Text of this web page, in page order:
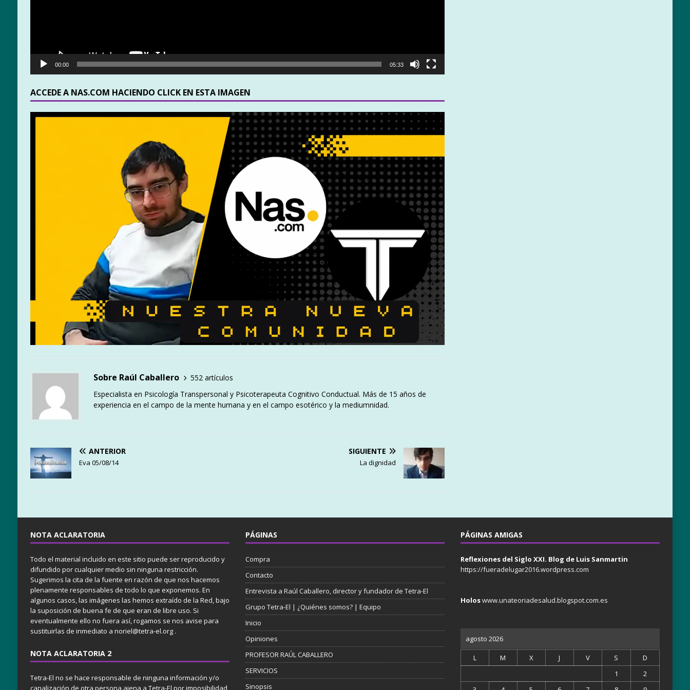
00:00 05:33
ACCEDE A NAS.COM HACIENDO CLICK EN ESTA IMAGEN
Sobre Raúl Caballero
552 artículos
Especialista en Psicología Transpersonal y Psicoterapeuta Cognitivo Conductual. Más de 15 años de
experiencia en el campo de la mente humana y en el campo esotérico y la mediumnidad.
ANTERIOR
Eva 05/08/14
SIGUIENTE
La dignidad
NOTA ACLARATORIA
Todo el material incluido en este sitio puede ser reproducido y
difundido por cualquier medio sin ninguna restricción.
Sugerimos la cita de la fuente en razón de que nos hacemos
plenamente responsables de todo lo que exponemos. En
algunos casos, las imágenes las hemos extraído de la Red, bajo
la suposición de buena fe de que eran de libre uso. Si
eventualmente ello no fuera así, rogamos se nos avise para
sustituirlas de inmediato a noriel@tetra-el.org .
NOTA ACLARATORIA 2
Tetra-El no se hace responsable de ninguna información y/o
canalización de otra persona ajena a Tetra-El por imposibilidad
PÁGINAS
Compra
Contacto
Entrevista a Raúl Caballero, director y fundador de Tetra-El
Grupo Tetra-El | ¿Quiénes somos? | Equipo
Inicio
Opiniones
PROFESOR RAÚL CABALLERO
SERVICIOS
Sinopsis
PÁGINAS AMIGAS
Reflexiones del Siglo XXI. Blog de Luis Sanmartin
https://fueradelugar2016.wordpress.com
Holoswww.unateoriadesalud.blogspot.com.es
agosto 2026
L M X J V S
D
1
2